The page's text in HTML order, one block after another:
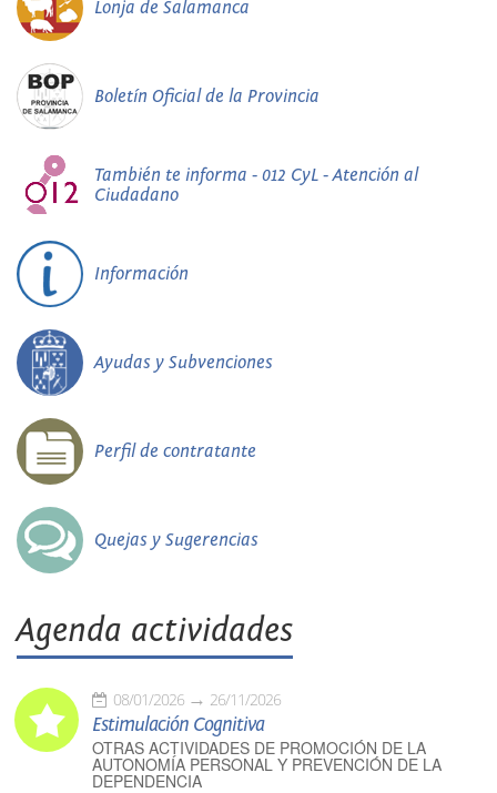
Lonja de Salamanca
Boletín Oficial de la Provincia
También te informa - 012 CyL - Atención al
Ciudadano
Información
Ayudas y Subvenciones
Perfil de contratante
Quejas y Sugerencias
Agenda actividades
08/01/2026 26/11/2026
Estimulación Cognitiva
OTRAS ACTIVIDADES DE PROMOCIÓN DE LA
AUTONOMÍA PERSONAL Y PREVENCIÓN DE LA
DEPENDENCIA